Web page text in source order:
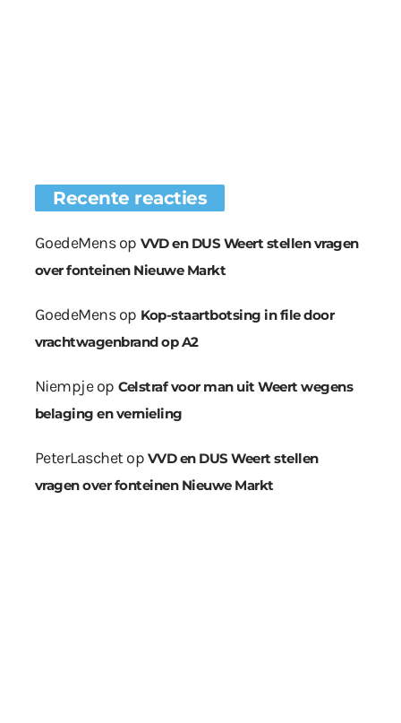
Recente reacties
GoedeMensop VVD en DUS Weert stellen vragen
over fonteinen Nieuwe Markt
GoedeMensop Kop-staartbotsing in file door
vrachtwagenbrand op A2
Niempjeop Celstraf voor man uit Weert wegens
belaging en vernieling
PeterLaschetop VVD en DUS Weert stellen
vragen over fonteinen Nieuwe Markt